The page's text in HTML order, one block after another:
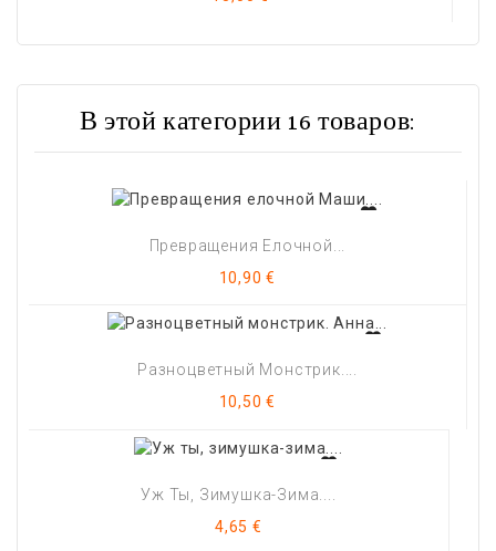
В этой категории 16 товаров:
Превращения Елочной...
Цена
10,90 €
Разноцветный Монстрик....
Цена
10,50 €
Уж Ты, Зимушка-Зима....
Цена
4,65 €